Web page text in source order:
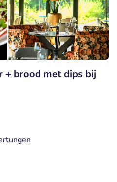
+ brood met dips bij